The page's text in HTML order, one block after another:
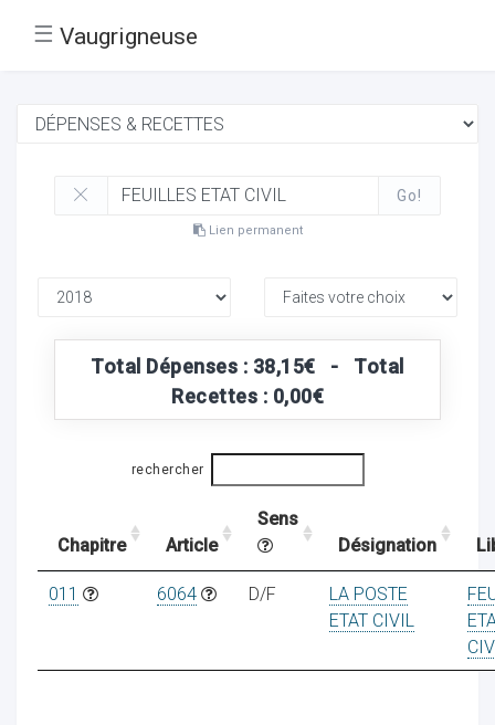
☰ Vaugrigneuse
Go!
Lien permanent
Total Dépenses : 38,15€ - Total
Recettes : 0,00€
rechercher
Chapitre Article
Sens
Désignation
011 6064 D/F
LA POSTE
ETAT CIVIL